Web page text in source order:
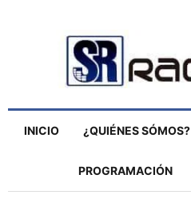
INICIO ¿QUIÉNES SÓMOS?
PROGRAMACIÓN